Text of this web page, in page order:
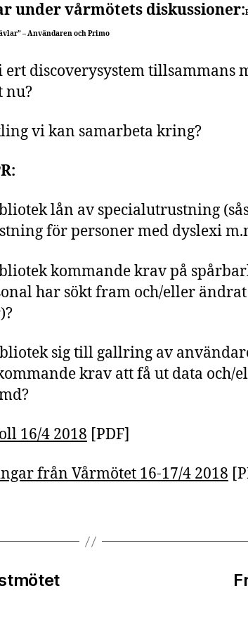
under vårmötets diskussioner:
– Användaren och Primo
discoverysystem tillsammans
nu?
vi kan samarbeta kring?
lån av specialutrustning
för personer med dyslexi
kommande krav på
har sökt fram och/eller
sig till gallring av
krav att få ut data och/
16/4 2018 [PDF]
från Vårmötet 16-17/4 2018